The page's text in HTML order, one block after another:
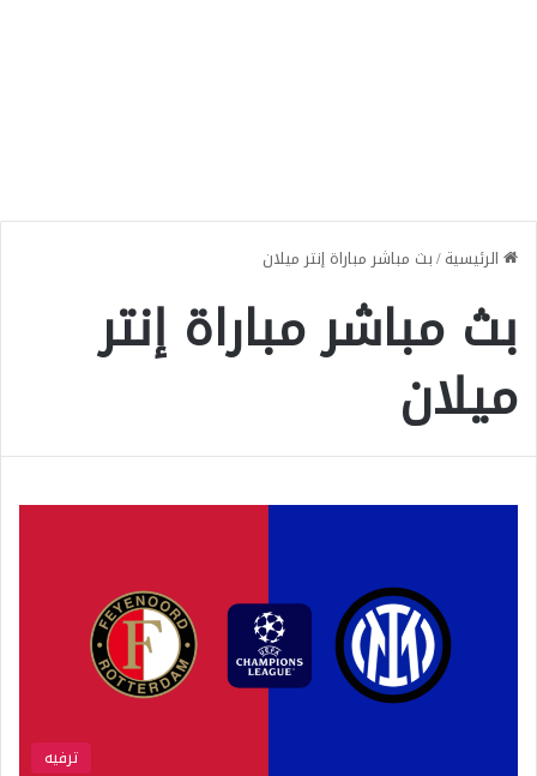
الرئيسية/بث مباشر مباراة إنتر ميلان
بث مباشر مباراة إنتر
ميلان
ترفيه